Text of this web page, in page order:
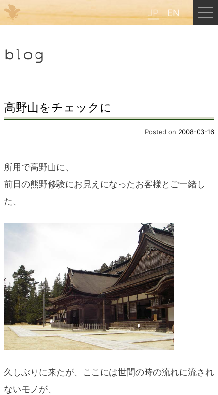
JP EN
HOME
くまのバックパッカーズ
blog
blog
高野山をチェックに
Posted on 2008-03-16
所用で高野山に、
前日の熊野修験にお見えになったお客様とご一緒し
た、
久しぶりに来たが、ここには世間の時の流れに流され
ないモノが、